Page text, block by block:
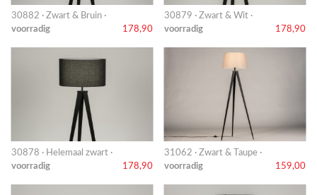
30882 · Zwart & Bruin ·
voorradig
178,90
30879 · Zwart & Wit ·
voorradig
178,90
30878 · Helemaal zwart ·
voorradig
178,90
31062 · Zwart & Taupe ·
voorradig
159,00